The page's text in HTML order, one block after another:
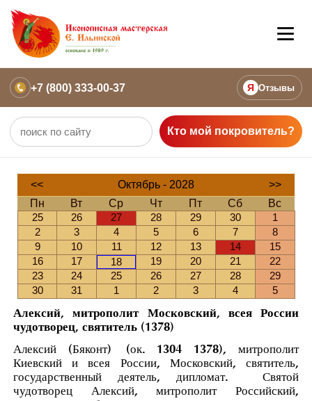
+7 (800) 333-00-37 Я Отзывы
Кто мой покровитель?
<< Октябрь - 2028
>>
Пн
Вт Ср Чт Пт Сб
Вс
25
26 27 28 29 30
1
2
3 4 5 6 7
8
9
10 11 12 13 14
15
16
17 18 19 20 21
22
23
24 25 26 27 28
29
30
31 1 2 3 4 5
Алексий, митрополит Московский, всея России
чудотворец, святитель (1378)
Алексий (Бяконт) (ок. 1304 1378), митрополит
Киевский и всея России, Московский, святитель,
государственный деятель, дипломат. Святой
чудотворец Алексий, митрополит Российский,